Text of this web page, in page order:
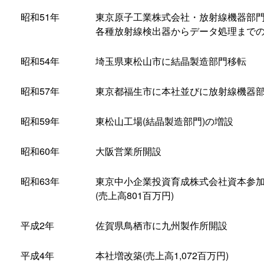
昭和51年
東京原子工業株式会社・放射線機器部
各種放射線検出器からデータ処理まで
昭和54年 埼玉県東松山市に結晶製造部門移転
昭和57年 東京都福生市に本社並びに放射線機器
昭和59年 東松山工場(結晶製造部門)の増設
昭和60年 大阪営業所開設
昭和63年
東京中小企業投資育成株式会社資本参
(売上高801百万円)
平成2年 佐賀県鳥栖市に九州製作所開設
平成4年 本社増改築(売上高1,072百万円)